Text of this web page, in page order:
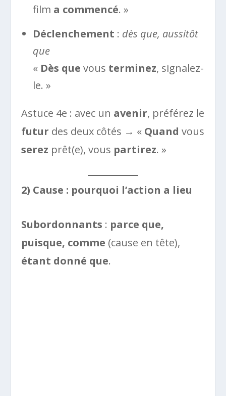
film a commencé. »
Déclenchement : dès que, aussitôt
que
« Dès que vous terminez, signalez-
le. »
Astuce 4e : avec un avenir, préférez le
futur des deux côtés → « Quand vous
serez prêt(e), vous partirez. »
2) Cause : pourquoi l’action a lieu
Subordonnants : parce que,
puisque, comme (cause en tête),
étant donné que.